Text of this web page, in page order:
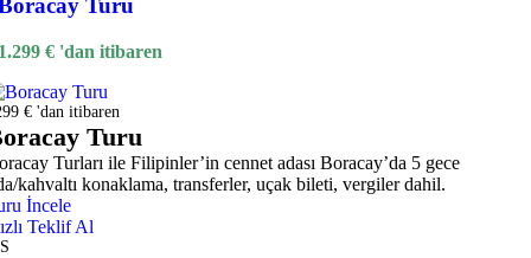
Turu
€ 'dan itibaren
€ 'dan itibaren
Turu
Turları ile Filipinler’in cennet adası Boracay’da 5 gece
kahvaltı konaklama, transferler, uçak bileti, vergiler dahil.
İncele
Teklif Al